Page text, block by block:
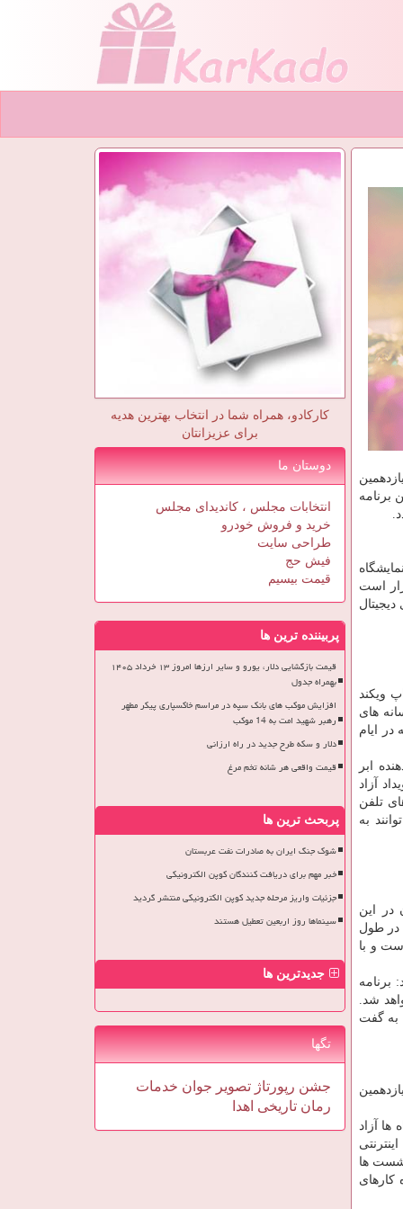
برنامه
كنندگان در نمایشگاه
است
ویكند
های
در ایام
ابر
آزاد
تلفن
به
در این
در طول
و با
برنامه
شد.
به گفت
كارگاه تخصصی در یازدهمین
ها آزاد
ها
کارکادو، همراه شما در انتخاب بهترین هدیه
برای عزیزانتان
دوستان ما
انتخابات مجلس ، کاندیدای مجلس
خرید و فروش خودرو
طراحی سایت
فیش حج
قیمت بیسیم
پربیننده ترین ها
قیمت بازگشایی دلار، یورو و سایر ارزها امروز ۱۳ خرداد ۱۴۰۵
بهمراه جدول
افزایش موکب های بانک سپه در مراسم خاکسپاری پیکر مطهر
رهبر شهید امت به 14 موکب
دلار و سکه طرح جدید در راه ارزانی
قیمت واقعی هر شانه تخم مرغ
پربحث ترین ها
شوک جنگ ایران به صادرات نفت عربستان
خبر مهم برای دریافت کنندگان کوپن الکترونیکی
جزئیات واریز مرحله جدید کوپن الکترونیکی منتشر گردید
سینماها روز اربعین تعطیل هستند
جدیدترین ها
تگها
جشن رپورتاژ تصویر جوان خدمات
رمان تاریخی اهدا